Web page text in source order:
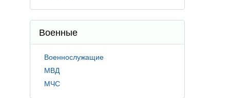
Военные
Военнослужащие
МВД
МЧС